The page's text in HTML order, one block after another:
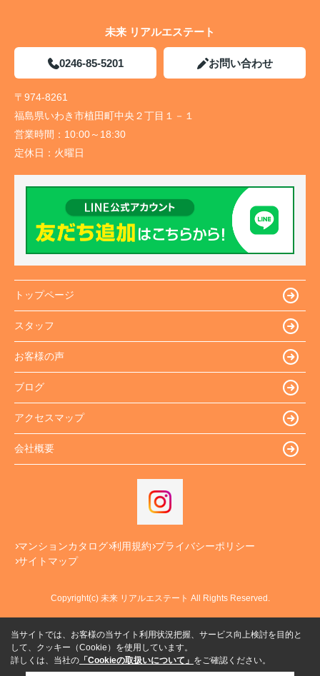
未来 リアルエステート
0246-85-5201 お問い合わせ
〒974-8261
福島県いわき市植田町中央２丁目１－１
営業時間： 10:00～18:30
定休日： 火曜日
トップページ
スタッフ
お客様の声
ブログ
アクセスマップ
会社概要
マンションカタログ 利用規約 プライバシーポリシー
サイトマップ
Copyright(c) 未来 リアルエステート All Rights Reserved.
当サイトでは、お客様の当サイト利用状況把握、サービス向上検討を目的と
して、クッキー（Cookie）を使用しています。
詳しくは、当社の 「Cookieの取扱いについて」 をご確認ください。